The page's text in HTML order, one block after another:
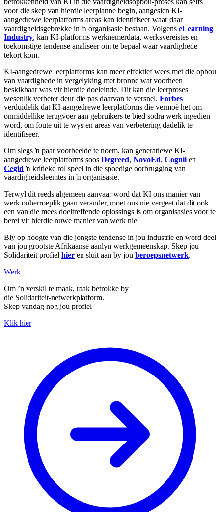
voor die skep van hierdie leerplanne begin, aangesien KI-
aangedrewe leerplatforms areas kan identifiseer waar daar
vaardigheidsgebrekke in ŉ organisasie bestaan. Volgens eLearning
Industry, kan KI-platforms werknemerdata, werksvereistes en
toekomstige tendense analiseer om te bepaal waar vaardighede
tekort kom.
KI-aangedrewe leerplatforms kan meer effektief wees met die opbou
van vaardighede in vergelyking met bronne wat voorheen
beskikbaar was vir hierdie doeleinde. Dit kan die leerproses
wesenlik verbeter deur die pas daarvan te versnel. Forbes
verduidelik dat KI-aangedrewe leerplatforms die vermoë het om
onmiddellike terugvoer aan gebruikers te bied sodra werk ingedien
word, om foute uit te wys en areas van verbetering dadelik te
identifiseer.
Om slegs ŉ paar voorbeelde te noem, kan generatiewe KI-
aangedrewe leerplatforms soos Degreed, NovoEd, Cognii en
Cegid ŉ kritieke rol speel in die spoedige oorbrugging van
vaardigheidsleemtes in ŉ organisasie.
Terwyl dit reeds algemeen aanvaar word dat KI ons manier van
werk onherroeplik gaan verander, moet ons nie vergeet dat dit ook
een van die mees doeltreffende oplossings is om organisasies voor te
berei vir hierdie nuwe manier van werk nie.
Bly op hoogte van die jongste tendense in jou industrie en word deel
van jou grootste Afrikaanse aanlyn werkgemeenskap. Skep jou
Solidariteit profiel hier en sluit aan by jou beroepsnetwerk.
Werk
Om ’n verskil te maak, raak betrokke by
die Solidariteit-netwerkplatform.
Skep vandag nog jou profiel
Klik hier